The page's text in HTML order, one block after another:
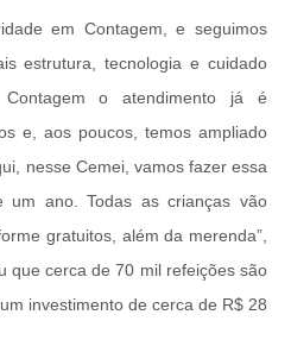
em Contagem, e seguimos
estrutura, tecnologia e cuidado
o atendimento já é
e, aos poucos, temos ampliado
nesse Cemei, vamos fazer essa
um ano. Todas as crianças vão
gratuitos, além da merenda”,
que cerca de 70 mil refeições são
investimento de cerca de R$ 28